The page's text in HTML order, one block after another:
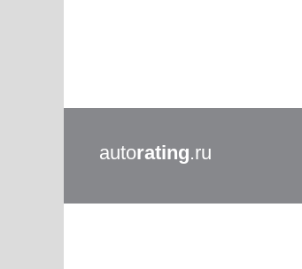
autorating.ru